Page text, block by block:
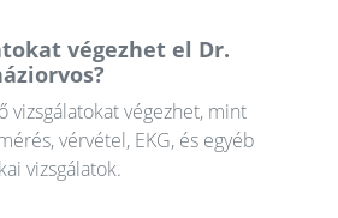
végezhet el Dr.
vizsgálatokat végezhet, mint
vérvétel, EKG, és egyéb
vizsgálatok.